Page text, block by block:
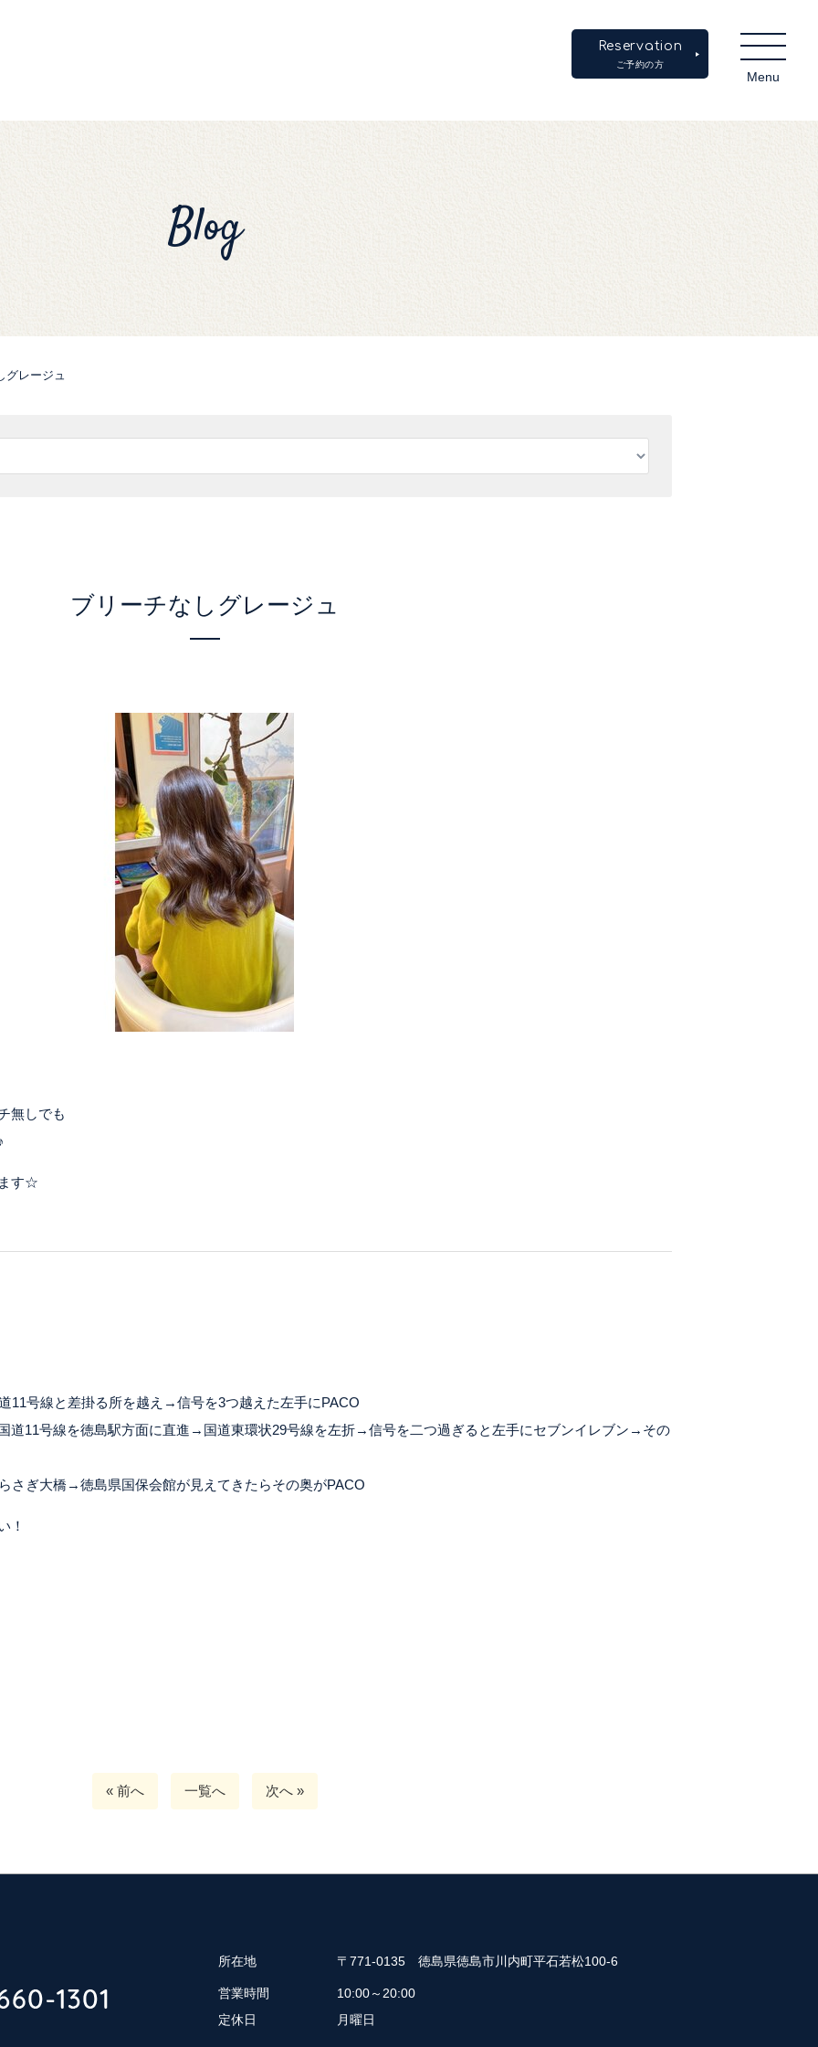
Reservation
ご予約の方
Blog
グレージュ
ブリーチなしグレージュ
無しでも
す☆
号線と差掛る所を越え→信号を3つ越えた左手にPACO
11号線を徳島駅方面に直進→国道東環状29号線を左折→信号を二つ過ぎると左手にセブンイレブン→その
ぎ大橋→徳島県国保会館が見えてきたらその奥がPACO
！
« 前へ 一覧へ 次へ »
所在地 〒771-0135 徳島県徳島市川内町平石若松100-6
営業時間
10:00～20:00
定休日
月曜日